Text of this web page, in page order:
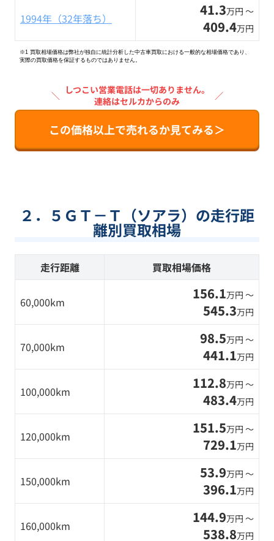
1994年（32年落ち） 41.3万円 〜
409.4万円
※1 買取相場価格は弊社が独自に統計分析した中古車買取における一般的な相場価格であり、
実際の買取価格を保証するものではありません。
＼ しつこい営業電話は一切ありません。
連絡はセルカからのみ
／
この価格以上で売れるか見てみる＞
２．５ＧＴ－Ｔ（ソアラ）の走行距
離別買取相場
走行距離 買取相場価格
60,000km 156.1万円 〜
545.3万円
70,000km 98.5万円 〜
441.1万円
100,000km 112.8万円 〜
483.4万円
120,000km 151.5万円 〜
729.1万円
150,000km 53.9万円 〜
396.1万円
160,000km 144.9万円 〜
538.8万円